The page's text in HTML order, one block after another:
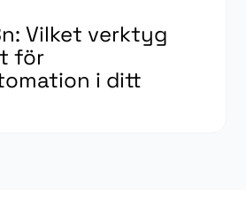
Vilket verktyg
för
i ditt